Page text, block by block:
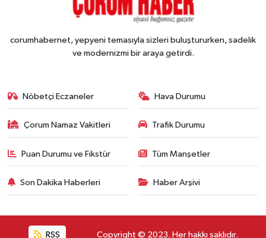
corumhabernet, yepyeni temasıyla sizleri buluştururken, sadelik
ve modernizmi bir araya getirdi.
Nöbetçi Eczaneler Hava Durumu
Çorum Namaz Vakitleri Trafik Durumu
Puan Durumu ve Fikstür Tüm Manşetler
Son Dakika Haberleri Haber Arşivi
RSS Copyright © 2023. Her hakkı saklıdır.